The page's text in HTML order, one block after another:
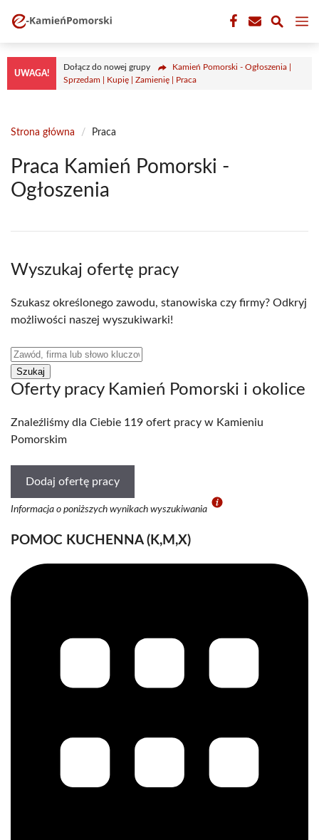
treści
UWAGA!
Dołącz do nowej grupy
Kamień Pomorski - Ogłoszenia |
Sprzedam | Kupię | Zamienię | Praca
Strona główna / Praca
Praca Kamień Pomorski -
Ogłoszenia
Wyszukaj ofertę pracy
Szukasz określonego zawodu, stanowiska czy firmy? Odkryj
możliwości naszej wyszukiwarki!
Oferty pracy Kamień Pomorski i okolice
Znaleźliśmy dla Ciebie 119 ofert pracy w Kamieniu
Pomorskim
Dodaj ofertę pracy
Informacja o poniższych wynikach wyszukiwania
POMOC KUCHENNA (K,M,X)